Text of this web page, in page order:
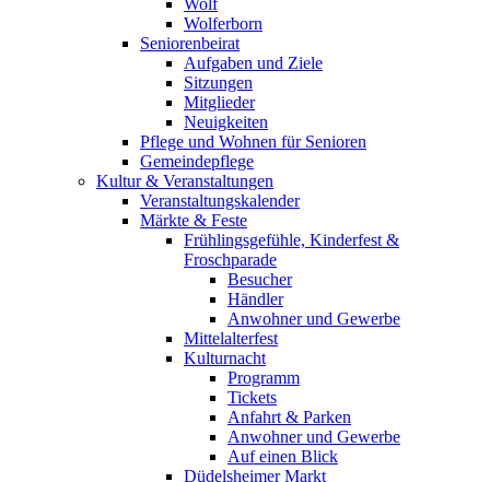
Wolf
Wolferborn
Seniorenbeirat
Aufgaben und Ziele
Sitzungen
Mitglieder
Neuigkeiten
Pflege und Wohnen für Senioren
Gemeindepflege
Kultur & Veranstaltungen
Veranstaltungskalender
Märkte & Feste
Frühlingsgefühle, Kinderfest &
Froschparade
Besucher
Händler
Anwohner und Gewerbe
Mittelalterfest
Kulturnacht
Programm
Tickets
Anfahrt & Parken
Anwohner und Gewerbe
Auf einen Blick
Düdelsheimer Markt